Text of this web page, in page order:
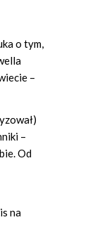
o tym,
–
–
Od
na